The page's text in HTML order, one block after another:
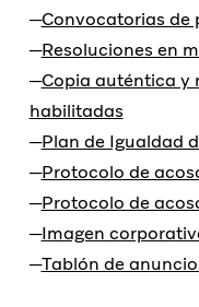
Convocatorias de
Resoluciones en
Copia auténtica y
habilitadas
Plan de Igualdad
Protocolo de
Protocolo de
Imagen
Tablón de